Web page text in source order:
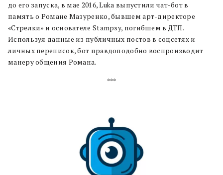
до его запуска, в мае 2016, Luka выпустили чат-бот в
память о Романе Мазуренко, бывшем арт-директоре
«Стрелки» и основателе Stampsy, погибшем в ДТП.
Используя данные из публичных постов в соцсетях и
личных переписок, бот правдоподобно воспроизводит
манеру общения Романа.
***